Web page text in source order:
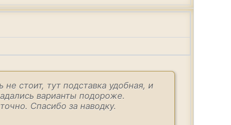
стоит, тут подставка удобная, и
варианты подороже.
Спасибо за наводку.